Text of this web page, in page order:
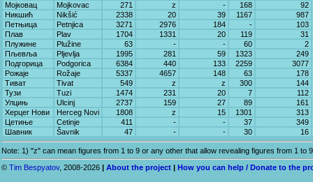
Мојковац
Mojkovac 271 z - 168
92
Никшић
Nikšić 2338 20 39 1167
987
Петњица
Petnjica 3271 2976 184 -
103
Плав
Plav 1704 1331 20 119
31
Плужине
Plužine 63 - - 60
2
Пљевља
Pljevlja 1995 281 59 1323
249
Подгорица
Podgorica 6384 440 133 2259
3077
Рожаје
Rožaje 5337 4657 148 63
178
Тиват
Tivat 549 z z 300
144
Тузи
Tuzi 1474 231 20 7
112
Улцињ
Ulcinj 2737 159 27 89
161
Херцег Нови
Herceg Novi 1808 z 15 1301
313
Цетиње
Cetinje 411 - - 37
349
Шавник
Šavnik 47 - - 30 16
Note: 1) "z" can mean figures from 1 to 9 or any other that allow revealing figures from 1 to
© Tim Bespyatov, 2008-2026 About the project How you can help / Donate to the